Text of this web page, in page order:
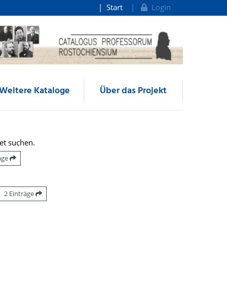
Start Login
Kataloge Über das Projekt
suchen.
2 Einträge